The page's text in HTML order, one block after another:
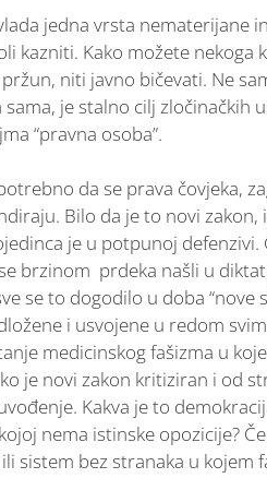
jedna vrsta nematerijane
kazniti. Kako možete
niti javno bičevati. Ne
je stalno cilj zločinačkih
“pravna osoba”.
da se prava čovjeka,
Bilo da je to novi
je u potpunoj defenzivi.
brzinom prdeka našli u
se to dogodilo u doba “nove
i usvojene u redom
medicinskog fašizma u
je novi zakon kritiziran i od
Kakva je to
nema istinske opozicije?
sistem bez stranaka u kojem